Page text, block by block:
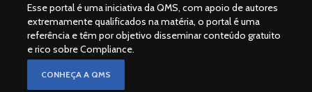
Esse portal é uma iniciativa da QMS, com apoio de autores
extremamente qualificados na matéria, o portal é uma
referência e têm por objetivo disseminar conteúdo gratuito
e rico sobre Compliance.
CONHEÇA A QMS